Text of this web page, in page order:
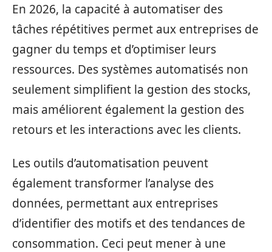
En 2026, la capacité à automatiser des
tâches répétitives permet aux entreprises de
gagner du temps et d’optimiser leurs
ressources. Des systèmes automatisés non
seulement simplifient la gestion des stocks,
mais améliorent également la gestion des
retours et les interactions avec les clients.
Les outils d’automatisation peuvent
également transformer l’analyse des
données, permettant aux entreprises
d’identifier des motifs et des tendances de
consommation. Ceci peut mener à une